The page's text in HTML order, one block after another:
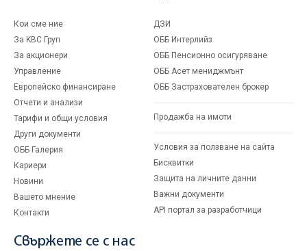
Кои сме ние
За KBC Груп
За акционери
Управление
Европейско финансиране
Отчети и анализи
Тарифи и общи условия
Други документи
ОББ Галерия
Кариери
Новини
Вашето мнение
Контакти
ДЗИ
ОББ Интерлийз
ОББ Пенсионно осигуряване
ОББ Асет мениджмънт
ОББ Застрахователен брокер
Продажба на имоти
Условия за ползване на сайта
Бисквитки
Защита на личните данни
Важни документи
API портал за разработчици
Свържете се с нас